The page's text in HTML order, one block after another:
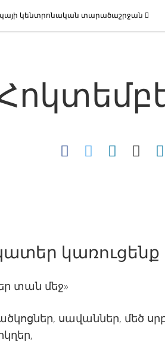
կենտրոնական տարածաշրջան
կառուցենք
տան մեջ»
սավաններ, մեծ